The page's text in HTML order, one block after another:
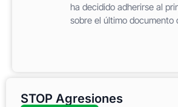
ha decidido adherirse al
sobre el último documento
STOP Agresiones